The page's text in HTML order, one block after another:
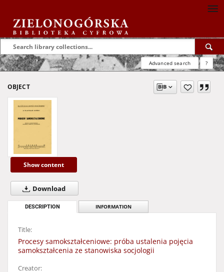
Advanced search ?
OBJECT
Show content
Download
DESCRIPTION INFORMATION
Title:
Procesy samokształceniowe: próba ustalenia pojęcia
samokształcenia ze stanowiska socjologii
Creator: